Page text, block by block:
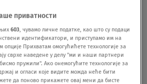
meč "kneževi" igraju
januara, u Kupu Francuske
VIDEO Piksi o atmosferi u
i laži, ja sam tu samo da ih
vrede
приватности
603, чувамо личне податке, као што су подаци
идентификатори, и приступамо им на
опције Прихватам омогућићете технологије за
сврхе наведене у делу "ми и наши партнери
пружили". Ако онемогућите технологије за
и огласи које видите можда неће бити
да поново прикажете овај мени да бисте